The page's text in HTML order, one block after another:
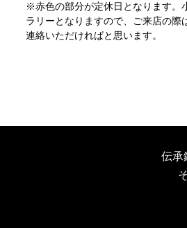
※赤色の部分が定休日となります。
ラリーとなりますので、ご来店の際
連絡いただければと思います。
伝承